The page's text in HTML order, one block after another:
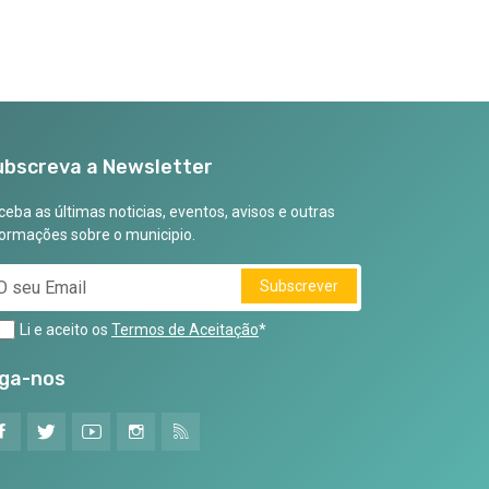
a Newsletter
as últimas noticias, eventos, avisos e outras
sobre o municipio.
Subscrever
Li e aceito os Termos de Aceitação*
nos